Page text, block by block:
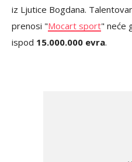
iz Ljutice Bogdana.
prenosi "Mocart sport" neće
ispod 15.000.000 evra.